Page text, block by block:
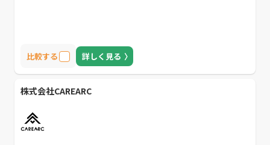
比較する 詳しく見る
株式会社CAREARC